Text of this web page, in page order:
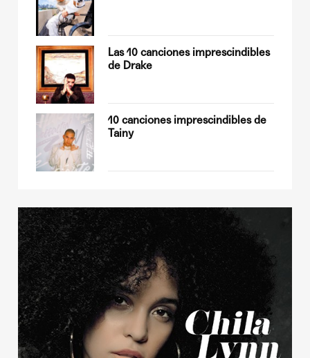
Las 10 canciones imprescindibles
de Drake
10 canciones imprescindibles de
Tainy